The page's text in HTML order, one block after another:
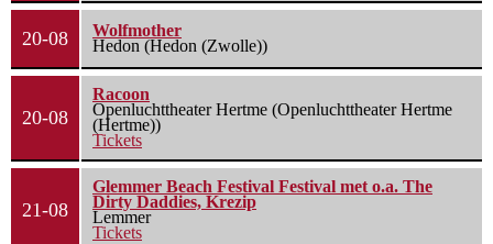
20-08
Wolfmother
Hedon (Hedon (Zwolle))
20-08
Racoon
Openluchttheater Hertme (Openluchttheater Hertme
(Hertme))
Tickets
21-08
Glemmer Beach Festival Festival met o.a. The
Dirty Daddies, Krezip
Lemmer
Tickets